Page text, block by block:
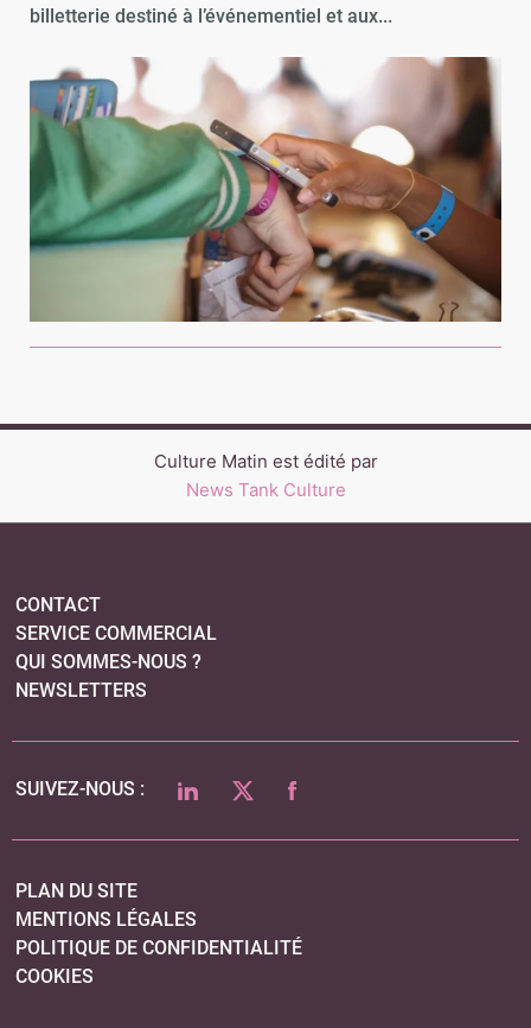
billetterie destiné à l’événementiel et aux...
Culture Matin est édité par
News Tank Culture
CONTACT
SERVICE COMMERCIAL
QUI SOMMES-NOUS ?
NEWSLETTERS
SUIVEZ-NOUS : LINKEDINTWITTERFACEBOOK
PLAN DU SITE
MENTIONS LÉGALES
POLITIQUE DE CONFIDENTIALITÉ
COOKIES